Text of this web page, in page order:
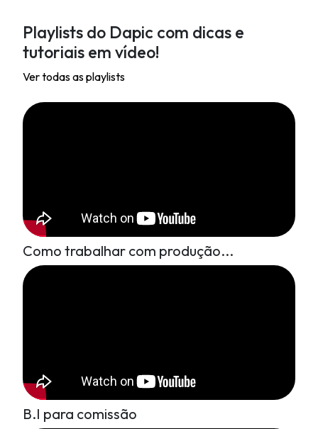
Playlists do Dapic com dicas e
tutoriais em vídeo!
Ver todas as playlists
Como trabalhar com produção...
B.I para comissão